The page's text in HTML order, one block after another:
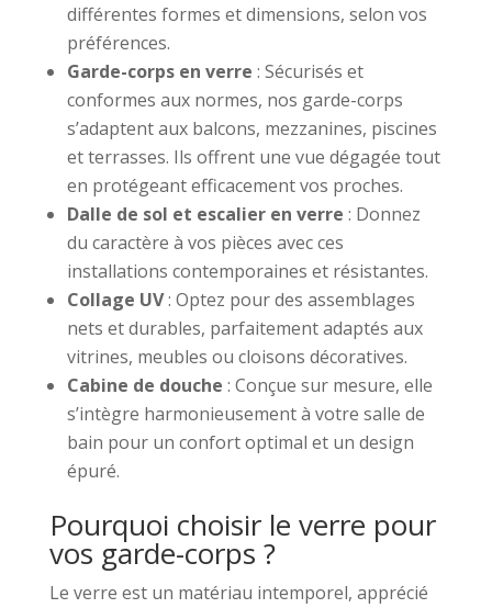
différentes formes et dimensions, selon vos
préférences.
Garde-corps en verre : Sécurisés et
conformes aux normes, nos garde-corps
s’adaptent aux balcons, mezzanines, piscines
et terrasses. Ils offrent une vue dégagée tout
en protégeant efficacement vos proches.
Dalle de sol et escalier en verre : Donnez
du caractère à vos pièces avec ces
installations contemporaines et résistantes.
Collage UV: Optez pour des assemblages
nets et durables, parfaitement adaptés aux
vitrines, meubles ou cloisons décoratives.
Cabine de douche : Conçue sur mesure, elle
s’intègre harmonieusement à votre salle de
bain pour un confort optimal et un design
épuré.
Pourquoi choisir le verre pour
vos garde-corps ?
Le verre est un matériau intemporel, apprécié